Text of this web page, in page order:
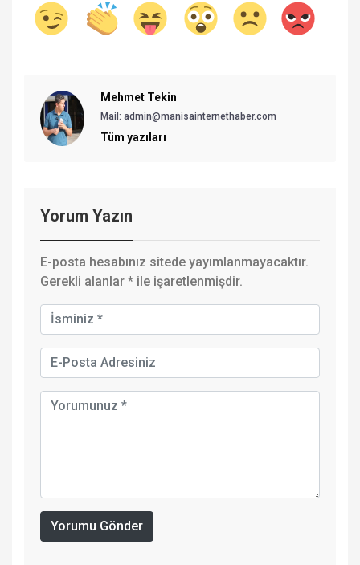
Mehmet Tekin
Mail: admin@manisainternethaber.com
Tüm yazıları
Yorum Yazın
E-posta hesabınız sitede yayımlanmayacaktır.
Gerekli alanlar * ile işaretlenmişdir.
Yorumu Gönder